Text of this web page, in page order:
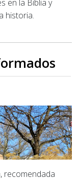
en la Biblia y
historia.
recomendada